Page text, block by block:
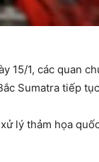
15/1, các quan
Sumatra tiếp
lý thảm họa